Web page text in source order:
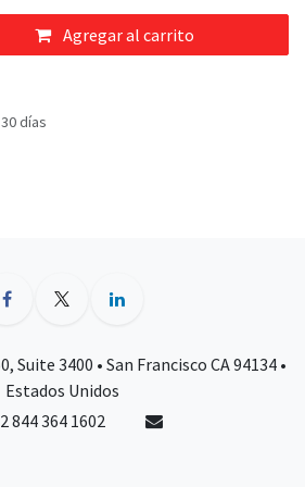
Agregar al carrito
días
Suite 3400 • San Francisco CA 94134 •
Estados Unidos
844 364 1602